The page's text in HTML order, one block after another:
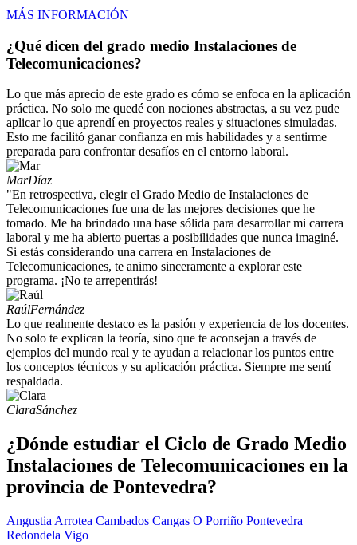
MÁS INFORMACIÓN
¿Qué dicen del grado medio Instalaciones de
Telecomunicaciones?
Lo que más aprecio de este grado es cómo se enfoca en la aplicación
práctica. No solo me quedé con nociones abstractas, a su vez pude
aplicar lo que aprendí en proyectos reales y situaciones simuladas.
Esto me facilitó ganar confianza en mis habilidades y a sentirme
preparada para confrontar desafíos en el entorno laboral.
MarDíaz
"En retrospectiva, elegir el Grado Medio de Instalaciones de
Telecomunicaciones fue una de las mejores decisiones que he
tomado. Me ha brindado una base sólida para desarrollar mi carrera
laboral y me ha abierto puertas a posibilidades que nunca imaginé.
Si estás considerando una carrera en Instalaciones de
Telecomunicaciones, te animo sinceramente a explorar este
programa. ¡No te arrepentirás!
RaúlFernández
Lo que realmente destaco es la pasión y experiencia de los docentes.
No solo te explican la teoría, sino que te aconsejan a través de
ejemplos del mundo real y te ayudan a relacionar los puntos entre
los conceptos técnicos y su aplicación práctica. Siempre me sentí
respaldada.
ClaraSánchez
¿Dónde estudiar el Ciclo de Grado Medio
Instalaciones de Telecomunicaciones en la
provincia de Pontevedra?
Angustia Arrotea Cambados Cangas O Porriño Pontevedra
Redondela Vigo